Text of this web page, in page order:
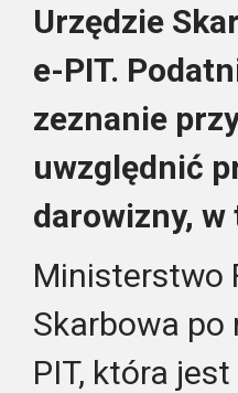
Urzędzie
e-PIT.
zeznanie
uwzględnić
darowizny, w
Ministerstwo
Skarbowa po
PIT, która